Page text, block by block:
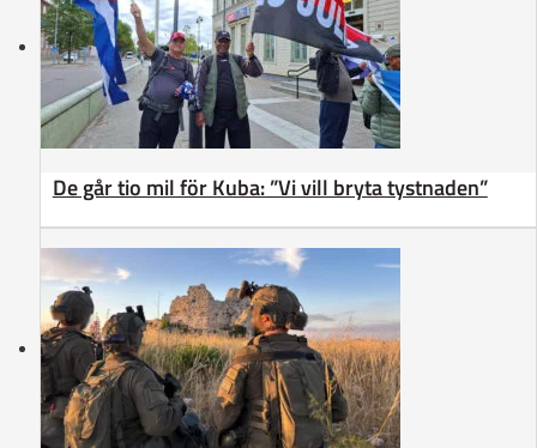
De går tio mil för Kuba: ”Vi vill bryta tystnaden”